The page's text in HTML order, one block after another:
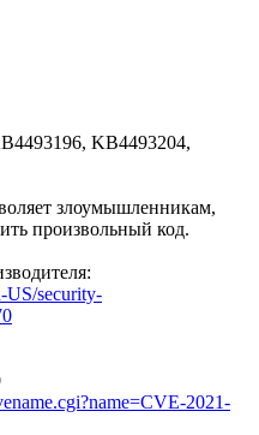
KB4493204,
злоумышленникам,
произвольный код.
US/security-
2021-